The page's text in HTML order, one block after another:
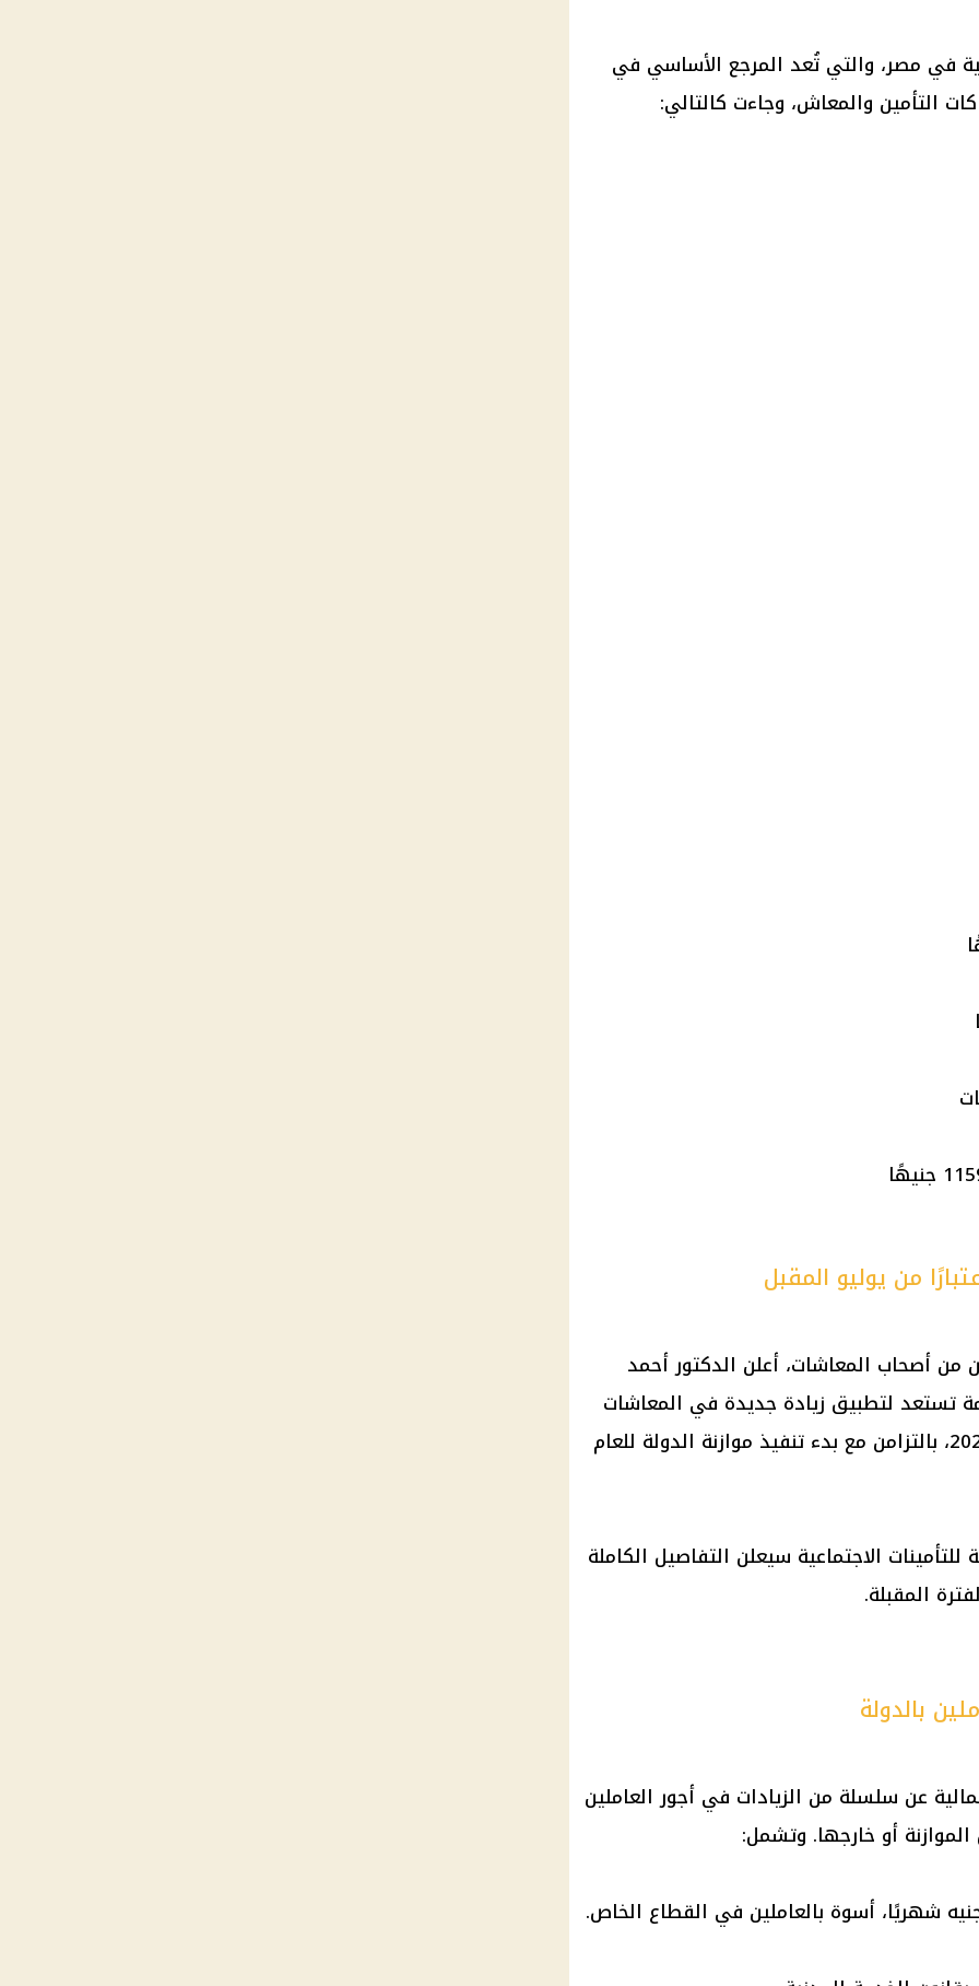
في مصر، والتي تُعد المرجع الأساسي في
التأمين والمعاش، وجاءت كالتالي:
أصحاب المعاشات، أعلن الدكتور أحمد
تستعد لتطبيق زيادة جديدة في المعاشات
بنسبة 15%، تبدأ من شهر يوليو 2025، بالتزامن مع بدء تنفيذ موازنة الدولة للعام
الاجتماعية سيعلن التفاصيل الكاملة
المقبلة.
بالدولة
عن سلسلة من الزيادات في أجور العاملين
الموازنة أو خارجها. وتشمل: